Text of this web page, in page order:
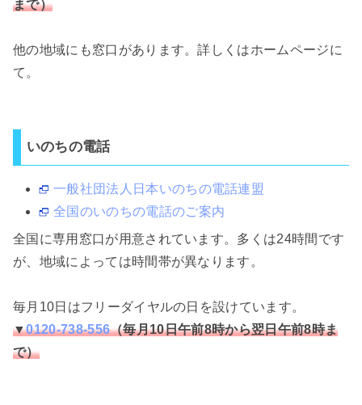
まで）
他の地域にも窓口があります。詳しくはホームページに
て。
いのちの電話
一般社団法人日本いのちの電話連盟
全国のいのちの電話のご案内
全国に専用窓口が用意されています。多くは24時間です
が、地域によっては時間帯が異なります。
毎月10日はフリーダイヤルの日を設けています。
▼0120-738-556（毎月10日午前8時から翌日午前8時ま
で）